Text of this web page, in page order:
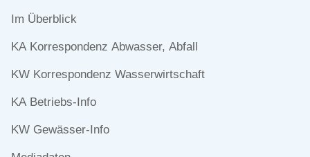
Navigation
Im Überblick
KA Korrespondenz Abwasser, Abfall
KW Korrespondenz Wasserwirtschaft
KA Betriebs-Info
KW Gewässer-Info